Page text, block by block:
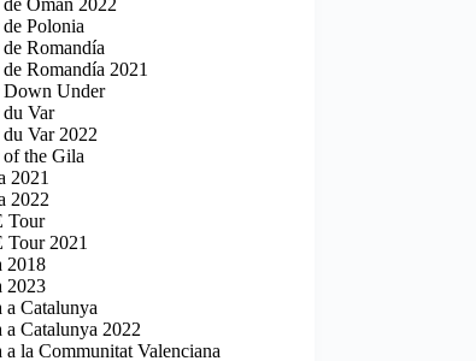
Polonia
Romandía
Romandía 2021
Down Under
Var
Var 2022
the Gila
2021
2022
Tour
2021
2018
2023
a Catalunya
a Catalunya 2022
a la Communitat Valenciana